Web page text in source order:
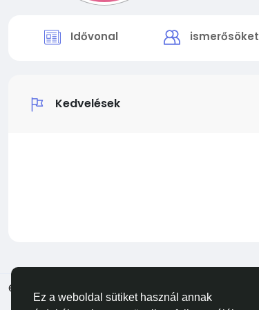
Ez a weboldal sütiket használ annak
Idővonal ismerősöket
Kedvelések
© 2026 Facehun